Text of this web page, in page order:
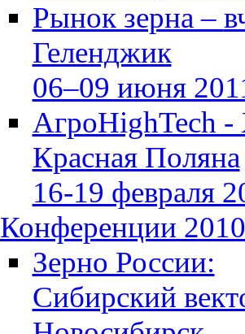
Рынок зерна –
Геленджик
06–09 июня
АгроHighTech
Красная Поляна
16-19 февраля
Конференции 2010
Зерно России:
Сибирский